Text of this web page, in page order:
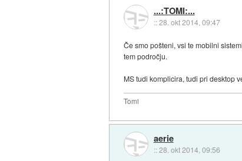
...:TOMI:...
::28. okt 2014, 09:47
Če smo pošteni, vsi te mobilni
tem področju.
MS tudi komplicira, tudi pri desktop
Tomi
aerie
::28. okt 2014, 09:56